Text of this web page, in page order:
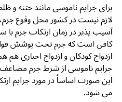
برای جرایم ناموسی مانند ختنه و
لازم نیست در کشور محل وقوع
آسیب پذیر در زمان ارتکاب جرم با
کافی است که جرم تحت پوشش
ازدواج کودکان و ازدواج اجباری هم
جرایم ناموسی از شرط جرم
این صورت اساساً در مورد جرایم
می شود.